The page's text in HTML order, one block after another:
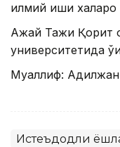
илмий иши
Ақжайқ Тажи
университетида
Муаллиф:
Истеъдодли